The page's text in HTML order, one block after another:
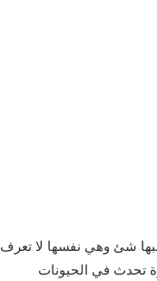
شئ وهي نفسها لا تعرف
تحدث في الحيونات